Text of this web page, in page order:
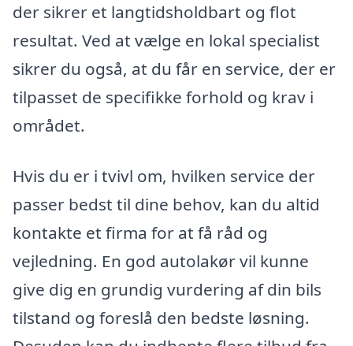
der sikrer et langtidsholdbart og flot
resultat. Ved at vælge en lokal specialist
sikrer du også, at du får en service, der er
tilpasset de specifikke forhold og krav i
området.
Hvis du er i tvivl om, hvilken service der
passer bedst til dine behov, kan du altid
kontakte et firma for at få råd og
vejledning. En god autolakør vil kunne
give dig en grundig vurdering af din bils
tilstand og foreslå den bedste løsning.